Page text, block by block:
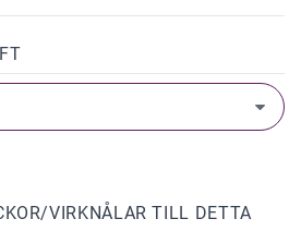
VIRKNÅLAR TILL DETTA